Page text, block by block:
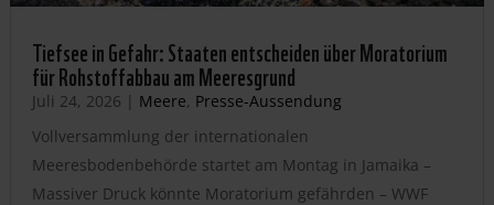
Tiefsee in Gefahr: Staaten entscheiden über Moratorium
für Rohstoffabbau am Meeresgrund
Juli 24, 2026 | Meere, Presse-Aussendung
Vollversammlung der internationalen
Meeresbodenbehörde startet am Montag in Jamaika –
Massiver Druck könnte Moratorium gefährden – WWF